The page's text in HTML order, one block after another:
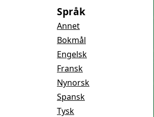
Språk
Annet
Bokmål
Engelsk
Fransk
Nynorsk
Spansk
Tysk